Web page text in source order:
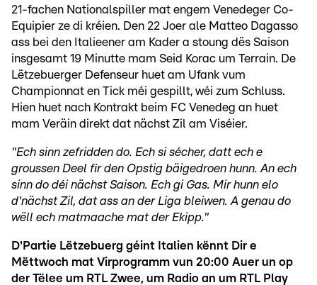
21-fachen Nationalspiller mat engem Venedeger Co-
Equipier ze di kréien. Den 22 Joer ale Matteo Dagasso
ass bei den Italieener am Kader a stoung dës Saison
insgesamt 19 Minutte mam Seid Korac um Terrain. De
Lëtzebuerger Defenseur huet am Ufank vum
Championnat en Tick méi gespillt, wéi zum Schluss.
Hien huet nach Kontrakt beim FC Venedeg an huet
mam Veräin direkt dat nächst Zil am Viséier.
"Ech sinn zefridden do. Ech si sécher, datt ech e
groussen Deel fir den Opstig bäigedroen hunn. An ech
sinn do déi nächst Saison. Ech gi Gas. Mir hunn elo
d'nächst Zil, dat ass an der Liga bleiwen. A genau do
wëll ech matmaache mat der Ekipp."
D'Partie Lëtzebuerg géint Italien kënnt Dir e
Mëttwoch mat Virprogramm vun 20:00 Auer un op
der Tëlee um RTL Zwee, um Radio an um RTL Play